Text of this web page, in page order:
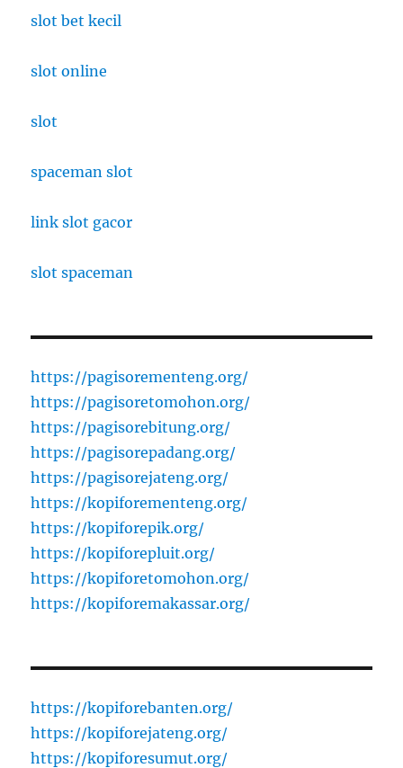
slot bet kecil
slot online
slot
spaceman slot
link slot gacor
slot spaceman
https://pagisorementeng.org/
https://pagisoretomohon.org/
https://pagisorebitung.org/
https://pagisorepadang.org/
https://pagisorejateng.org/
https://kopiforementeng.org/
https://kopiforepik.org/
https://kopiforepluit.org/
https://kopiforetomohon.org/
https://kopiforemakassar.org/
https://kopiforebanten.org/
https://kopiforejateng.org/
https://kopiforesumut.org/